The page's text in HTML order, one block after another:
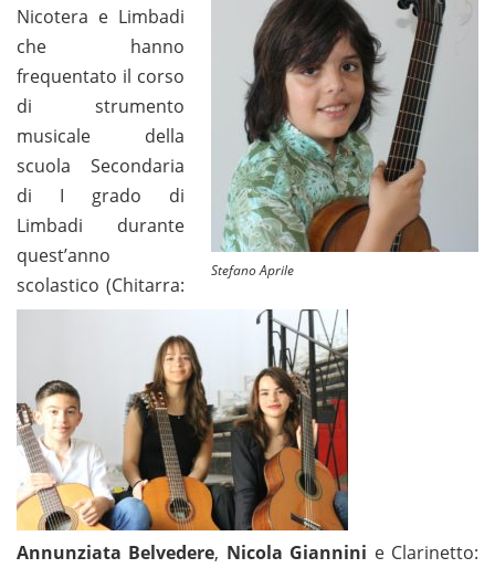
Stefano Aprile
Nicotera e Limbadi
che hanno
frequentato il corso
di strumento
musicale della
scuola Secondaria
di I grado di
Limbadi durante
quest’anno
scolastico (Chitarra:
Annunziata Belvedere, Nicola Giannini e Clarinetto: